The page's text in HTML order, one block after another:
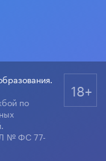
по
№ ФС 77-
18+